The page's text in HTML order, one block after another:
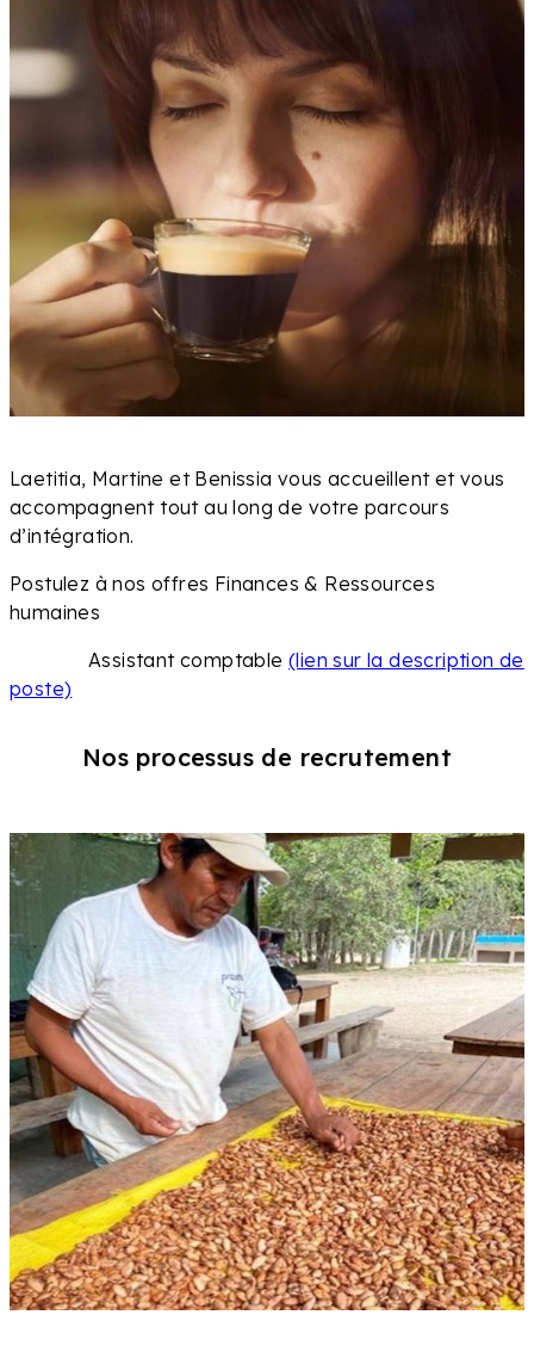
Laetitia, Martine et Benissia vous accueillent et vous
accompagnent tout au long de votre parcours
d’intégration.
Postulez à nos offres Finances & Ressources
humaines
Assistant comptable (lien sur la description de
poste)
Nos processus de recrutement